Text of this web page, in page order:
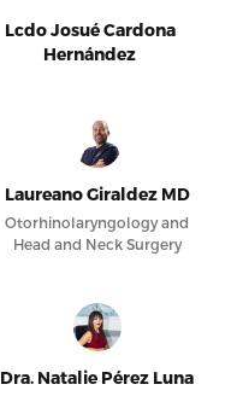
Lcdo Josué Cardona
Hernández
Laureano Giraldez MD
Otorhinolaryngology and
Head and Neck Surgery
Dra. Natalie Pérez Luna